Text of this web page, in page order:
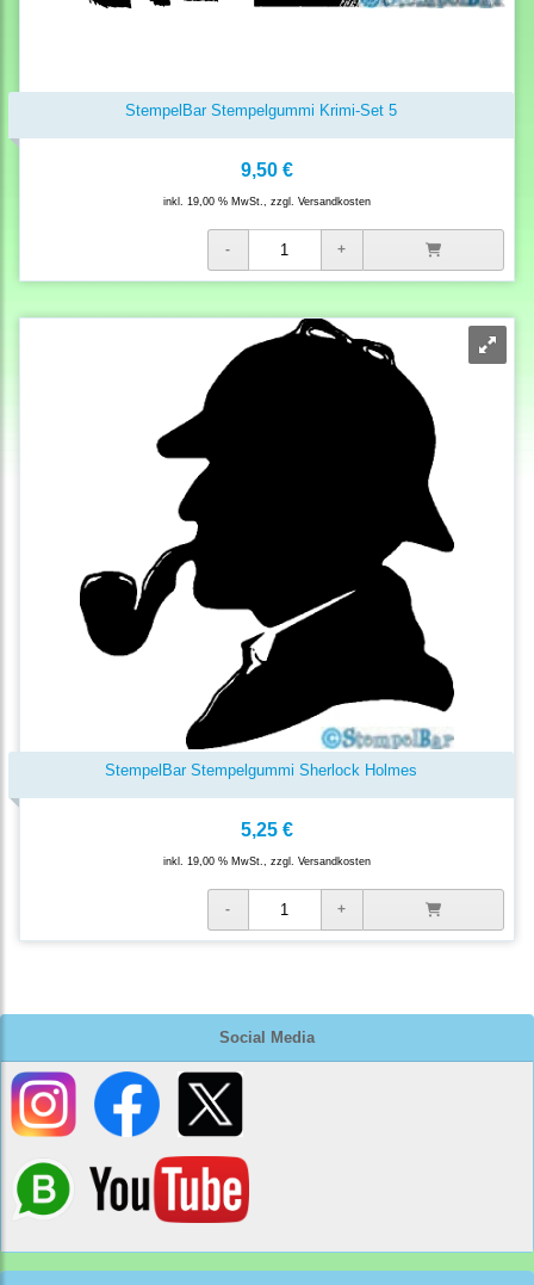
Social Media
StempelBar Stempelgummi Krimi-Set 5
9,50 €
inkl. 19,00 % MwSt., zzgl. Versandkosten
StempelBar Stempelgummi Sherlock Holmes
5,25 €
inkl. 19,00 % MwSt., zzgl. Versandkosten